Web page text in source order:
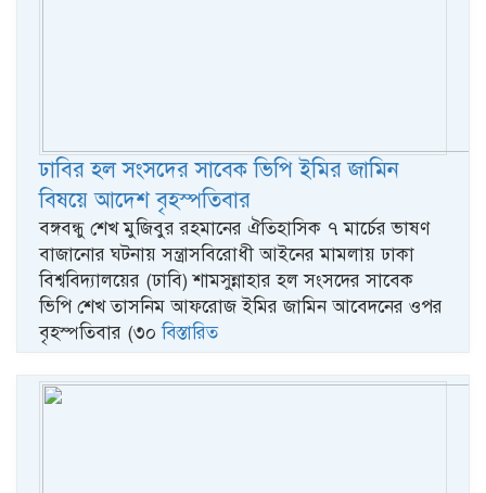
ঢাবির হল সংসদের সাবেক ভিপি ইমির জামিন
বিষয়ে আদেশ বৃহস্পতিবার
বঙ্গবন্ধু শেখ মুজিবুর রহমানের ঐতিহাসিক ৭ মার্চের ভাষণ
বাজানোর ঘটনায় সন্ত্রাসবিরোধী আইনের মামলায় ঢাকা
বিশ্ববিদ্যালয়ের (ঢাবি) শামসুন্নাহার হল সংসদের সাবেক
ভিপি শেখ তাসনিম আফরোজ ইমির জামিন আবেদনের ওপর
বৃহস্পতিবার (৩০বিস্তারিত